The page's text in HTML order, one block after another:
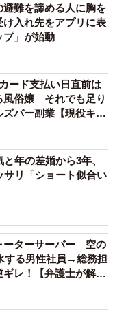
難を諦める人に胸を
入れ先をアプリに表
プ」が始動
ード支払い日直前は
俗嬢 それでも足り
バー副業【現役キャ
年の差婚から3年、
サリ「ショート似合い
ーターサーバー 空の
する男性社員→総務担
レ！【弁護士が解